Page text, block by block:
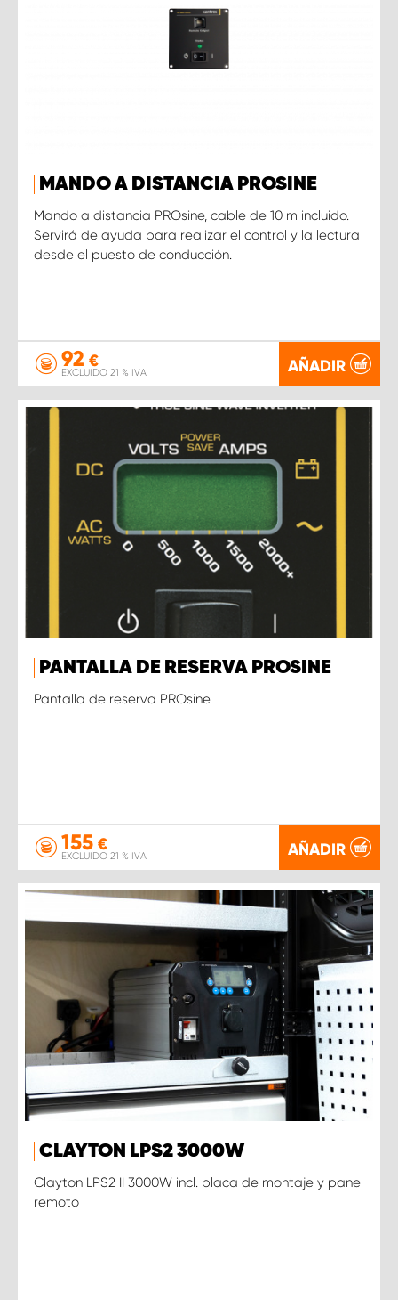
MANDO A DISTANCIA PROSINE
Mando a distancia PROsine, cable de 10 m incluido.
Servirá de ayuda para realizar el control y la lectura
desde el puesto de conducción.
92 €
EXCLUIDO 21 % IVA AÑADIR
PANTALLA DE RESERVA PROSINE
Pantalla de reserva PROsine
155 €
EXCLUIDO 21 % IVA AÑADIR
CLAYTON LPS2 3000W
Clayton LPS2 II 3000W incl. placa de montaje y panel
remoto